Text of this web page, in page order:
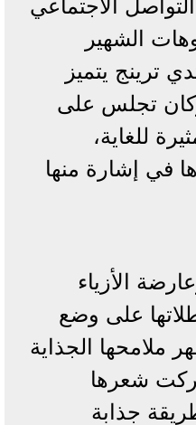
الاجتماعي
الشهير
ترينج يتميز
وكان تجلس على
للغاية،
في إشارة منها
الأزياء
على وضع
ملامحها الجذاية
شعرها
جذابة